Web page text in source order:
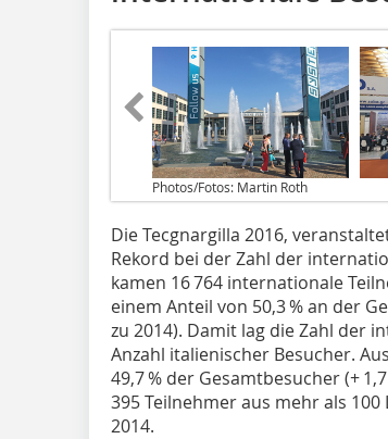
Photos/Fotos: Martin Roth
Die Tecgnargilla 2016,
Rekord bei der Zahl der
kamen 16 764 internationale
einem Anteil von 50,3 % an der
zu 2014). Damit lag die Zahl der
Anzahl italienischer Besucher.
49,7 % der Gesamtbesucher (+
395 Teilnehmer aus mehr als 100
2014.